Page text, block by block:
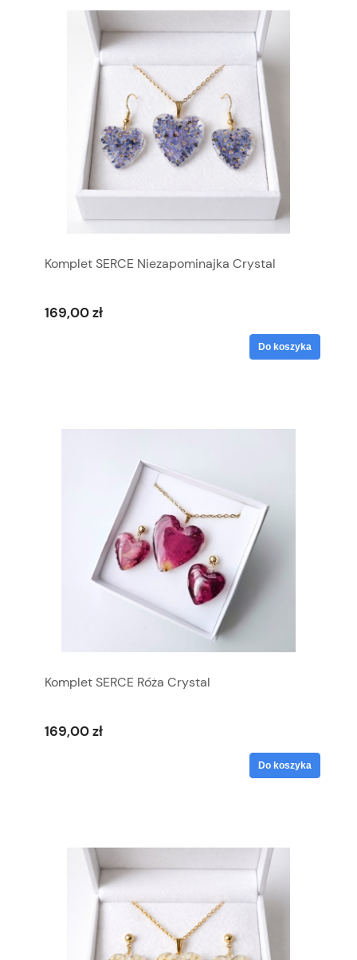
Komplet SERCE Niezapominajka Crystal
169,00 zł
Do koszyka
Komplet SERCE Róża Crystal
169,00 zł
Do koszyka